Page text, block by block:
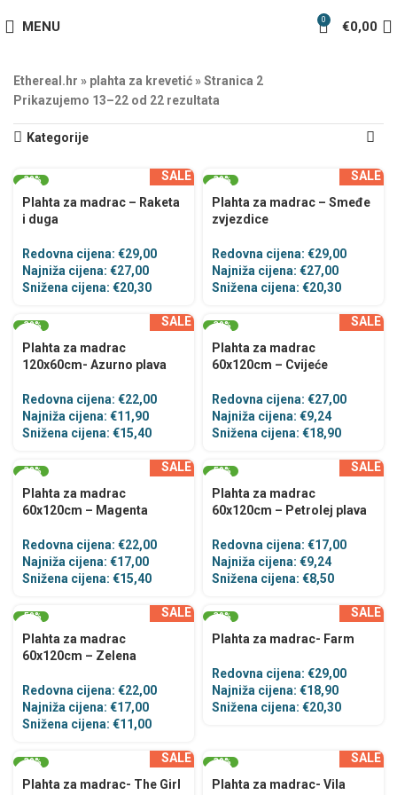
MENU 0 €0,00
Ethereal.hr » plahta za krevetić»Stranica 2
Prikazujemo 13–22 od 22 rezultata
Kategorije
-30%
SALE
Plahta za madrac – Raketa
i duga
Redovna cijena: €29,00
Najniža cijena: €27,00
Snižena cijena: €20,30
-30%
SALE
Plahta za madrac – Smeđe
zvjezdice
Redovna cijena: €29,00
Najniža cijena: €27,00
Snižena cijena: €20,30
-30%
SALE
Plahta za madrac
120x60cm- Azurno plava
Redovna cijena: €22,00
Najniža cijena: €11,90
Snižena cijena: €15,40
-30%
SALE
Plahta za madrac
60x120cm – Cvijeće
Redovna cijena: €27,00
Najniža cijena: €9,24
Snižena cijena: €18,90
-30%
SALE
Plahta za madrac
60x120cm – Magenta
Redovna cijena: €22,00
Najniža cijena: €17,00
Snižena cijena: €15,40
-50%
SALE
Plahta za madrac
60x120cm – Petrolej plava
Redovna cijena: €17,00
Najniža cijena: €9,24
Snižena cijena: €8,50
-50%
SALE
Plahta za madrac
60x120cm – Zelena
Redovna cijena: €22,00
Najniža cijena: €17,00
Snižena cijena: €11,00
-30%
SALE
Plahta za madrac- Farm
Redovna cijena: €29,00
Najniža cijena: €18,90
Snižena cijena: €20,30
-30%
SALE
Plahta za madrac- The Girl
-30%
SALE
Plahta za madrac- Vila